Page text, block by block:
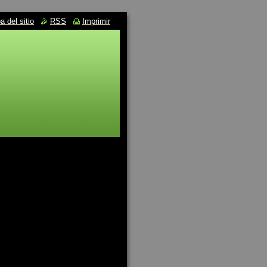
del sitio RSS Imprimir